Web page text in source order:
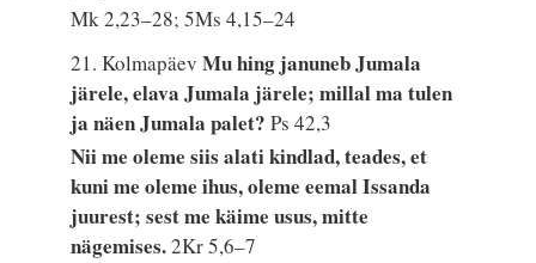
Mk 2,23–28; 5Ms 4,15–24
21. KolmapäevMu hing januneb Jumala
järele, elava Jumala järele; millal ma tulen
ja näen Jumala palet?Ps 42,3
Nii me oleme siis alati kindlad, teades, et
kuni me oleme ihus, oleme eemal Issanda
juurest; sest me käime usus, mitte
nägemises.2Kr 5,6–7